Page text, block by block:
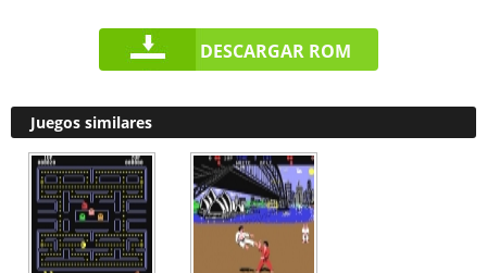
DESCARGAR ROM
Juegos similares